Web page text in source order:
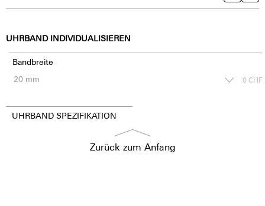
UHRBAND INDIVIDUALISIEREN
Bandbreite
0 CHF
UHRBAND SPEZIFIKATION
Zurück zum Anfang